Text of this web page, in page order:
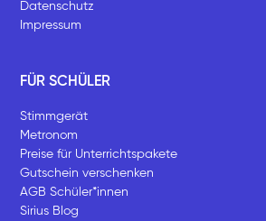
Datenschutz
Impressum
FÜR SCHÜLER
Stimmgerät
Metronom
Preise für Unterrichtspakete
Gutschein verschenken
AGB Schüler*innen
Sirius Blog